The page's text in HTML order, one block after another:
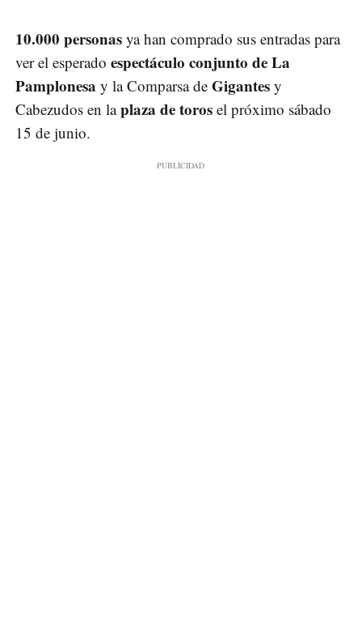
10.000 personas ya han comprado sus entradas para
ver el esperado espectáculo conjunto de La
Pamplonesa y la Comparsa de Gigantes y
Cabezudos en laplaza de toros el próximo sábado
15 de junio.